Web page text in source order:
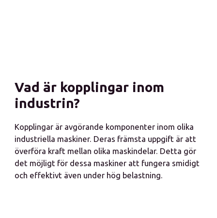
Vad är kopplingar inom
industrin?
Kopplingar är avgörande komponenter inom olika
industriella maskiner. Deras främsta uppgift är att
överföra kraft mellan olika maskindelar. Detta gör
det möjligt för dessa maskiner att fungera smidigt
och effektivt även under hög belastning.